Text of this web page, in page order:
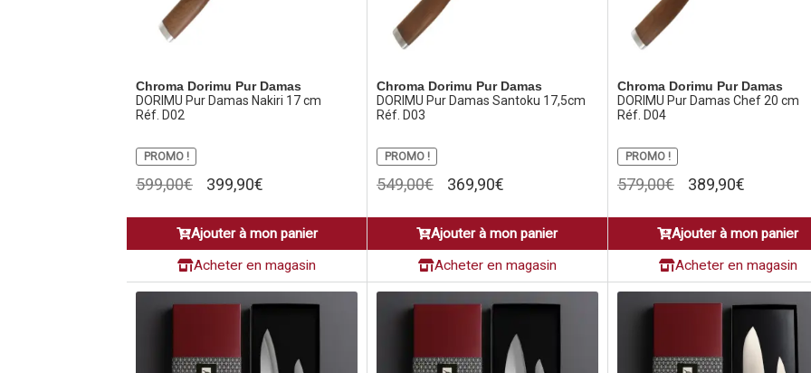
Chroma Dorimu Pur Damas
DORIMU Pur Damas Nakiri 17 cm
Réf. D02
PROMO !
599,00€
Le
initial
était :
599,00€.
399,90€
actuel
est :
399,90€.
Ajouter à mon panier
Acheter en magasin
Chroma Dorimu Pur Damas
DORIMU Pur Damas Santoku 17,5cm
Réf. D03
PROMO !
549,00€
Le
initial
était :
549,00€.
369,90€
actuel
est :
369,90€.
Ajouter à mon panier
Acheter en magasin
Chroma Dorimu Pur Damas
DORIMU Pur Damas Chef 20 cm
Réf. D04
PROMO !
579,00€
Le
initial
était :
579,00€.
389,90€
actuel
est :
389,90€.
Ajouter à mon panier
Acheter en magasin